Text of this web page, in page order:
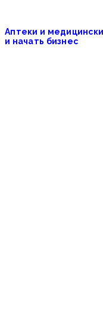
Аптеки и
и начать бизнес